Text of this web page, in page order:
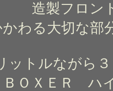
造製フロン
わる大切な部
ットルながら
ＯＸＥＲ ハ